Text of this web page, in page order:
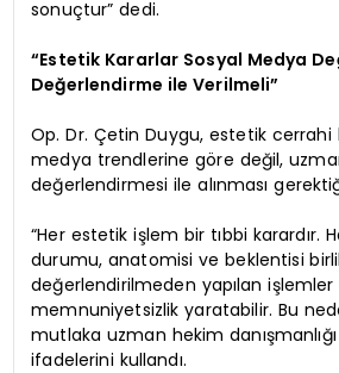
sonuçtur” dedi.
“Estetik Kararlar Sosyal Medya
Değerlendirme ile Verilmeli”
Op. Dr. Çetin Duygu, estetik cerrahi
medya trendlerine göre değil,
değerlendirmesi ile alınması
“Her estetik işlem bir tıbbi karardır.
durumu, anatomisi ve beklentisi
değerlendirilmeden yapılan
memnuniyetsizlik yaratabilir. Bu
mutlaka uzman hekim
ifadelerini kullandı.